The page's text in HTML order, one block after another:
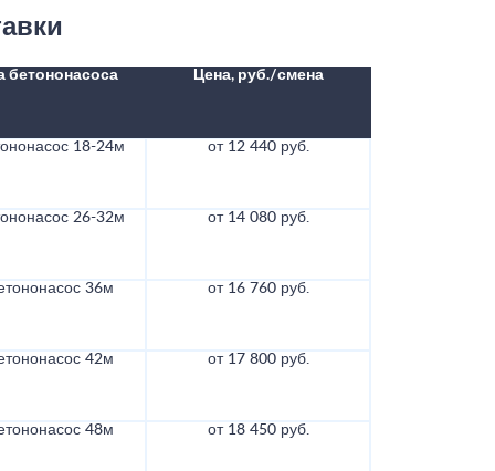
бетононасоса Цена, руб./смена
18-24м от 12 440 руб.
26-32м от 14 080 руб.
36м от 16 760 руб.
42м от 17 800 руб.
48м от 18 450 руб.